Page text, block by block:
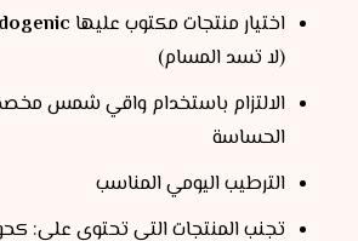
اختيار منتجات مكتوب عليها
(لا تسد المسام)
الالتزام باستخدام واقي شمس
الحساسة
الترطيب اليومي المناسب
تجنب المنتجات التي تحتوي على: